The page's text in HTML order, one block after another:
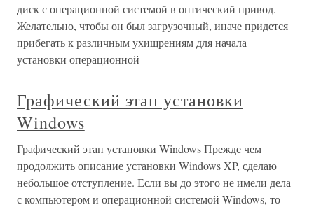
диск с операционной системой в оптический привод.
Желательно, чтобы он был загрузочный, иначе придется
прибегать к различным ухищрениям для начала
установки операционной
Графический этап установки
Windows
Графический этап установки Windows Прежде чем
продолжить описание установки Windows XP, сделаю
небольшое отступление. Если вы до этого не имели дела
с компьютером и операционной системой Windows, то